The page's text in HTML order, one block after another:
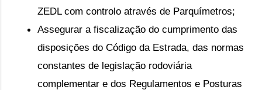
ZEDL com controlo através de Parquímetros;
Assegurar a fiscalização do cumprimento das
disposições do Código da Estrada, das normas
constantes de legislação rodoviária
complementar e dos Regulamentos e Posturas